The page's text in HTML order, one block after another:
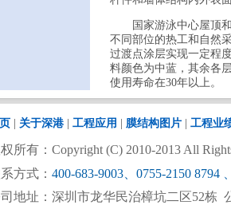
国家游泳中心屋顶和
不同部位的热工和自然
过渡点涂层实现一定程
料颜色为中蓝，其余各
使用寿命在30年以上。
| 关于深港| 工程应用 膜结构图片| 工程业
所有：Copyright (C) 2010-2013 All
方式： 400-683-9003、0755-2150 8794
地址：深圳市龙华民治樟坑二区52栋